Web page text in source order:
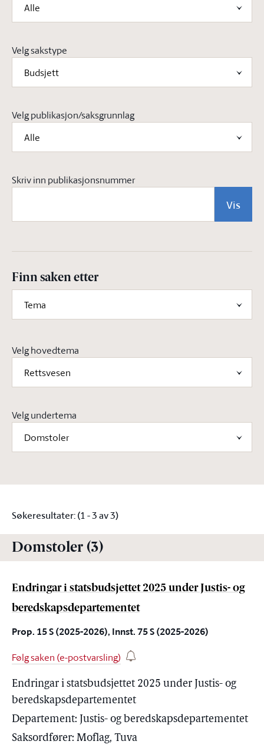
Alle
Velg sakstype
Budsjett
Velg publikasjon/saksgrunnlag
Alle
Skriv inn publikasjonsnummer
Vis
Finn saken etter
Tema
Velg hovedtema
Rettsvesen
Velg undertema
Domstoler
Søkeresultater: (1 - 3 av 3)
Domstoler (3)
Endringar i statsbudsjettet 2025 under Justis- og
beredskapsdepartementet
Prop. 15 S (2025-2026), Innst. 75 S (2025-2026)
Følg saken (e-postvarsling)
Endringar i statsbudsjettet 2025 under Justis- og
beredskapsdepartementet
Departement: Justis- og beredskapsdepartementet
Saksordfører: Moflag, Tuva